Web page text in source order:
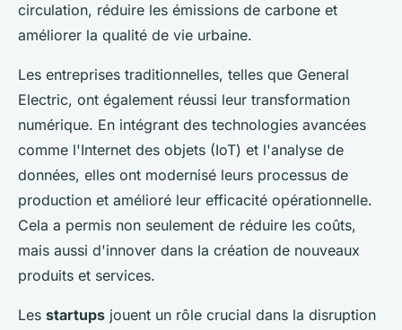
circulation, réduire les émissions de carbone et
améliorer la qualité de vie urbaine.
Les entreprises traditionnelles, telles que General
Electric, ont également réussi leur transformation
numérique. En intégrant des technologies avancées
comme l'Internet des objets (IoT) et l'analyse de
données, elles ont modernisé leurs processus de
production et amélioré leur efficacité opérationnelle.
Cela a permis non seulement de réduire les coûts,
mais aussi d'innover dans la création de nouveaux
produits et services.
Les startups jouent un rôle crucial dans la disruption